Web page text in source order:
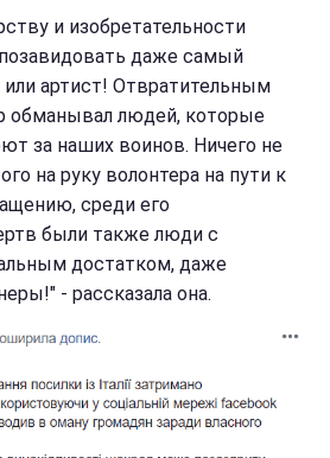
и изобретательности
даже самый
артист! Отвратительным
обманывал людей, которые
за наших воинов. Ничего не
на руку волонтера на пути к
среди его
были также люди с
достатком, даже
- рассказала она.